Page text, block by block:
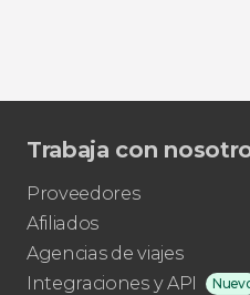
Trabaja con
Proveedores
Afiliados
Agencias de viajes
Integraciones y API